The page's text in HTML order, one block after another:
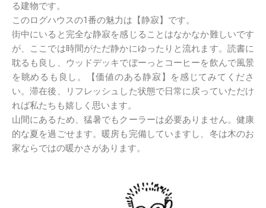
る建物です。
このログハウスの1番の魅力は【静寂】です。
街中にいると完全な静寂を感じることはなかなか難しいです
が、ここでは時間がただ静かにゆったりと流れます。読書に
耽るも良し、ウッドデッキでぼーっとコーヒーを飲んで風景
を眺めるも良し。【価値のある静寂】を感じてみてくださ
い。滞在後、リフレッシュした状態で日常に戻っていただけ
れば私たちも嬉しく思います。
山間にあるため、猛暑でもクーラーは必要ありません。健康
的な夏を過ごせます。暖房も完備していますし、冬は木のお
家ならではの暖かさがあります。